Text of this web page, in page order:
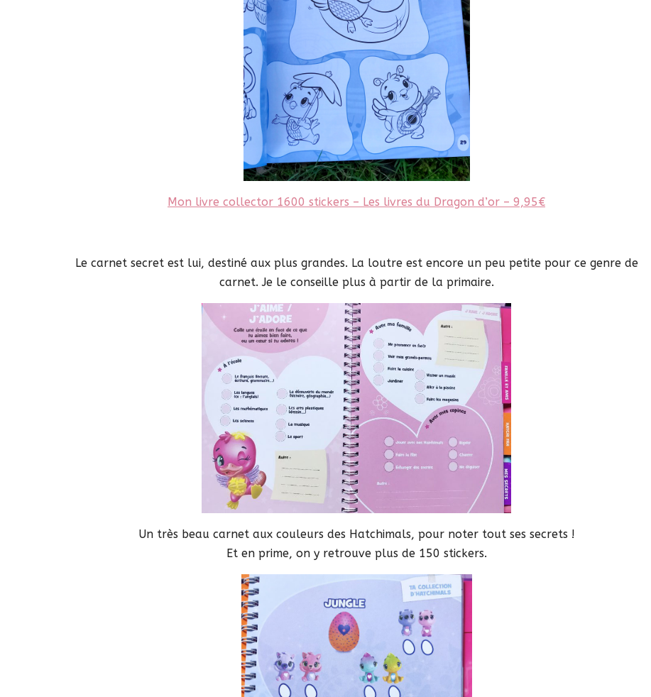
Mon livre collector 1600 stickers – Les livres du Dragon d’or – 9,95€
Le carnet secret est lui, destiné aux plus grandes. La loutre est encore un peu petite pour ce genre de
carnet. Je le conseille plus à partir de la primaire.
Un très beau carnet aux couleurs des Hatchimals, pour noter tout ses secrets !
Et en prime, on y retrouve plus de 150 stickers.